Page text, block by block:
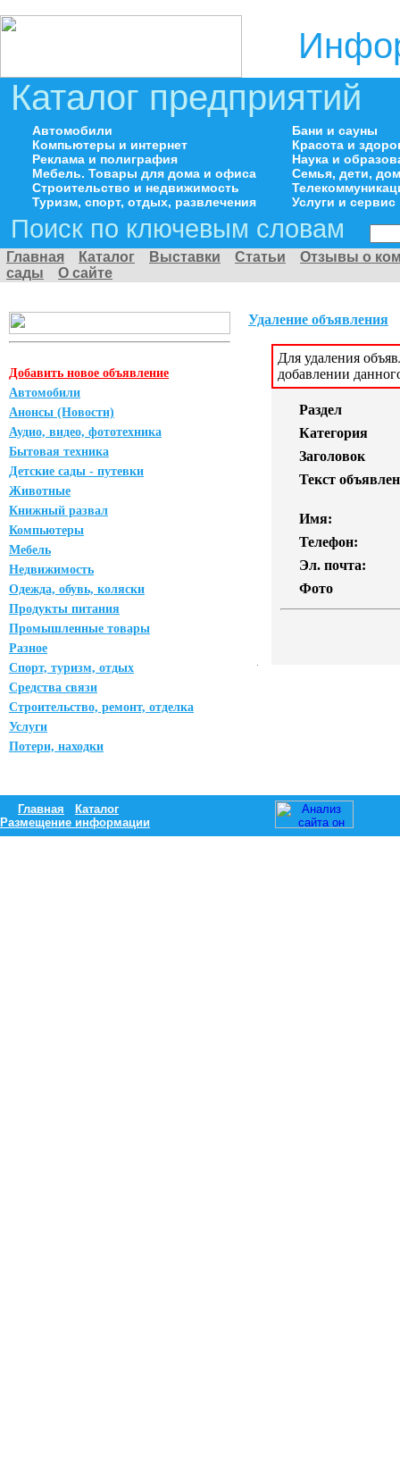
Каталог предприятий
Автомобили
Компьютеры и интернет
Реклама и полиграфия
Мебель. Товары для дома и офиса
Строительство и недвижимость
Туризм, спорт, отдых, развлечения
Бани и сауны
Красота и
Наука и
Семья, дети,
Услуги и сервис
Поиск по ключевым словам
Главная Каталог Выставки Статьи
Отзывы о
сады
О сайте
Добавить новое объявление
Автомобили
Анонсы (Новости)
Аудио, видео, фототехника
Бытовая техника
Детские сады - путевки
Животные
Книжный развал
Компьютеры
Мебель
Недвижимость
Одежда, обувь, коляски
Продукты питания
Промышленные товары
Разное
Спорт, туризм, отдых
Средства связи
Строительство, ремонт, отделка
Услуги
Потери, находки
Удаление объявления
Для удаления
добавлении
Раздел
Категория
Заголовок
Текст
Имя:
Телефон:
Эл. почта:
Фото
Главная
Каталог
Размещение информации